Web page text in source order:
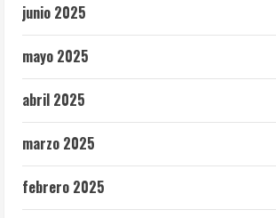
junio 2025
mayo 2025
abril 2025
marzo 2025
febrero 2025